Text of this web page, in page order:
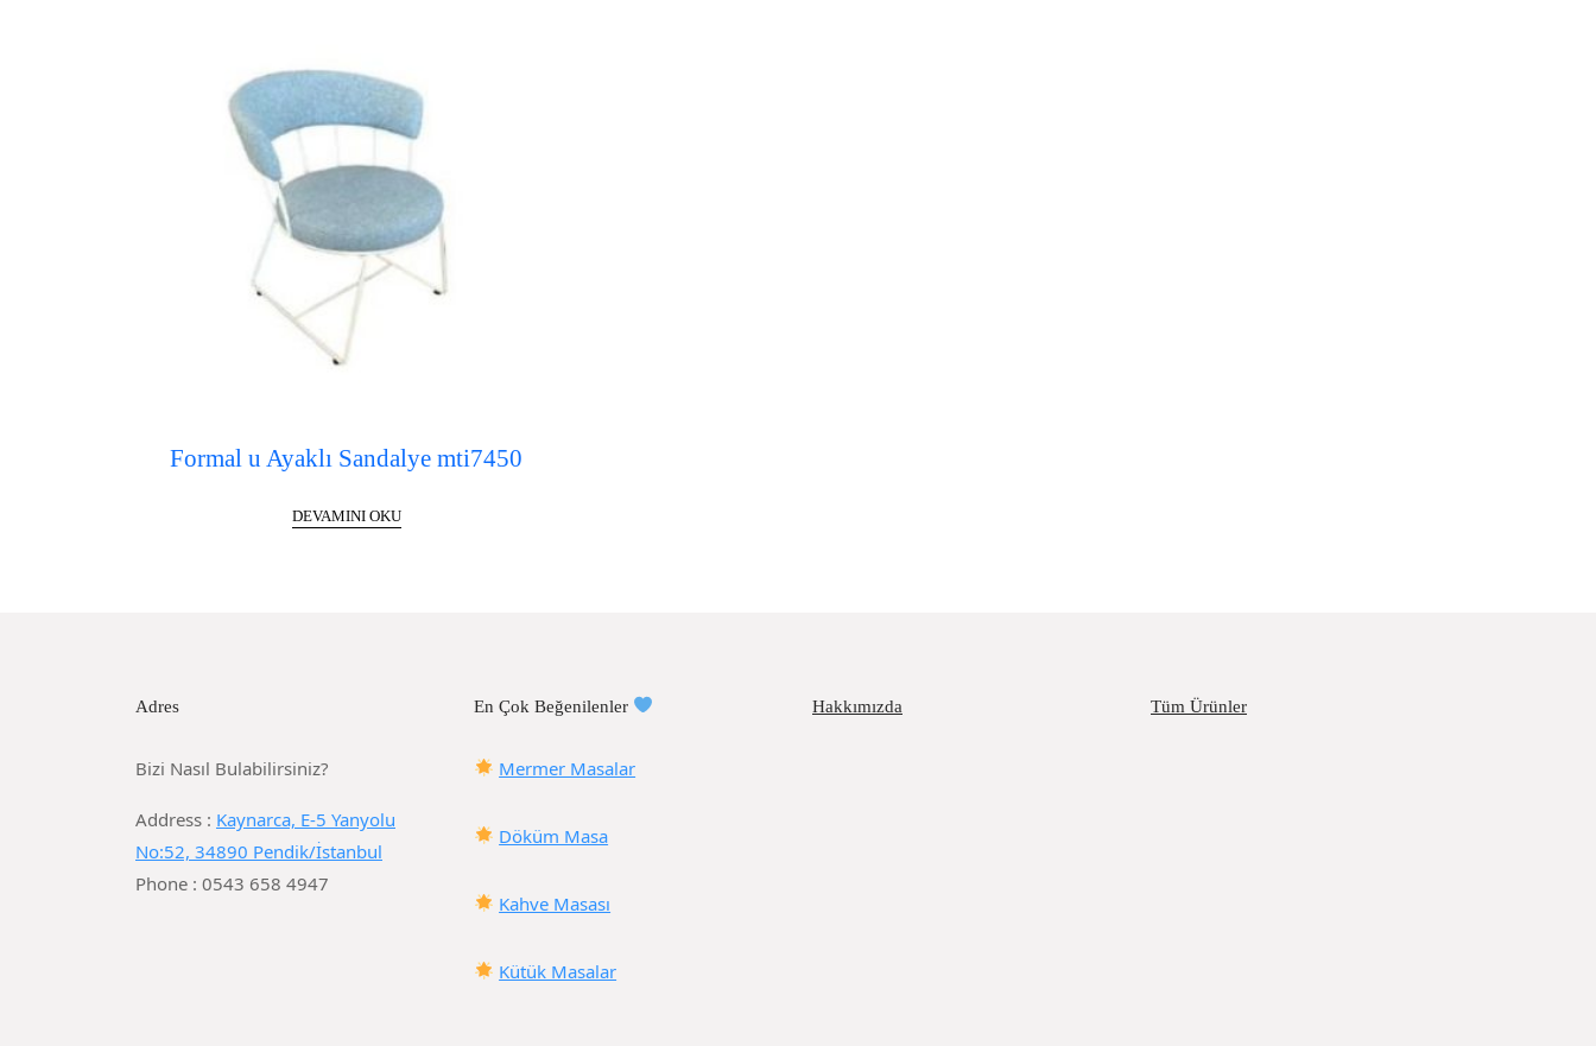
Formal u Ayaklı Sandalye mti7450
DEVAMINI OKU
Adres
Bizi Nasıl Bulabilirsiniz?
Address : Kaynarca, E-5 Yanyolu
No:52, 34890 Pendik/İstanbul
Phone : 0543 658 4947
En Çok Beğenilenler
Mermer Masalar
Döküm Masa
Kahve Masası
Kütük Masalar
Hakkımızda Tüm Ürünler